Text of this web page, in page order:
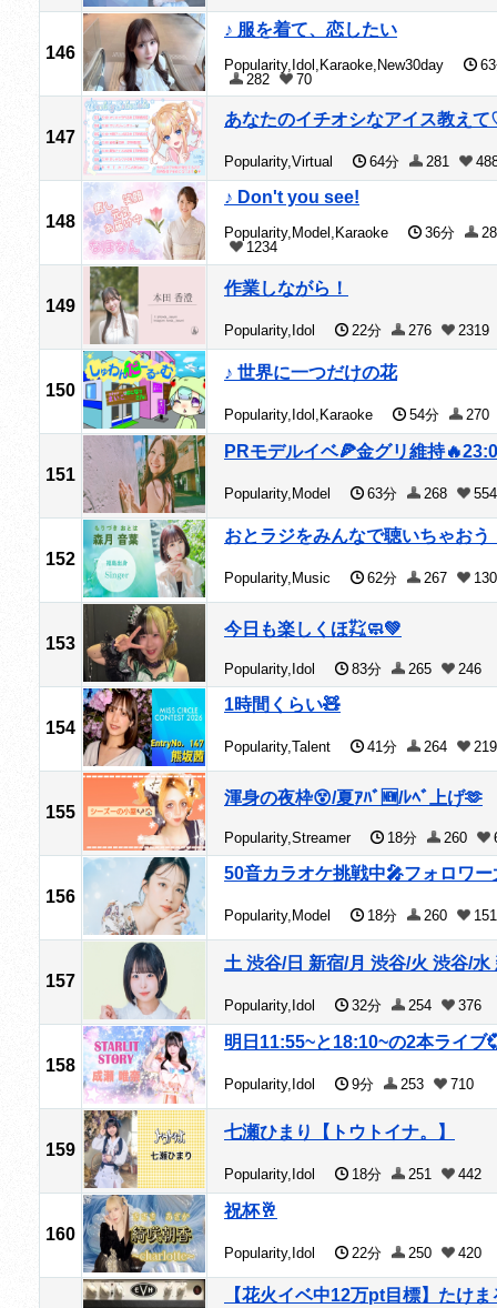
146
♪ 服を着て、恋したい
Popularity,Idol,Karaoke,New30day
282
70
147
あなたのイチオシなアイス教え
Popularity,Virtual 64分 281
148
♪ Don't you see!
Popularity,Model,Karaoke 36分
1234
149
作業しながら！
Popularity,Idol 22分 276 2319
150
♪ 世界に一つだけの花
Popularity,Idol,Karaoke 54分 270
151
PRモデルイベ🍕金グリ維持
Popularity,Model 63分 268 554
152
おとラジをみんなで聴いちゃおう
Popularity,Music 62分 267
153
今日も楽しくほ㌠🧼💚
Popularity,Idol 83分 265 246
154
1時間くらい🧸
Popularity,Talent 41分 264 219
155
渾身の夜枠😵/夏ｱﾊﾞ🆕/ﾚﾍﾞ上げ🫶
Popularity,Streamer 18分 260
156
50音カラオケ挑戦中🎤フォロワ
Popularity,Model 18分 260
157
土 渋谷/日 新宿/月 渋谷/火 渋谷/水
Popularity,Idol 32分 254 376
158
明日11:55~と18:10~の2本ライブ
Popularity,Idol 9分 253 710
159
七瀬ひまり【トウトイナ。】
Popularity,Idol 18分 251 442
160
祝杯🥂
Popularity,Idol 22分 250 420
【花火イベ中12万pt目標】たけ